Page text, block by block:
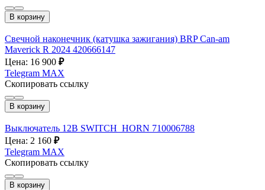
В корзину
Свечной наконечник (катушка зажигания) BRP Can-am
Maverick R 2024 420666147
Цена: 16 900 ₽
Telegram MAX
Скопировать ссылку
В корзину
Выключатель 12В SWITCH_HORN 710006788
Цена: 2 160 ₽
Telegram MAX
Скопировать ссылку
В корзину